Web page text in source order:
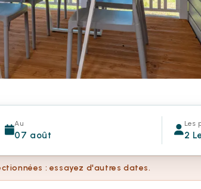
Au
07 août
Les
2
: essayez d'autres dates.